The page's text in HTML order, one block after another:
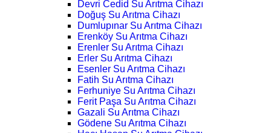
Devri Cedid Su Arıtma Cihazı
Doğuş Su Arıtma Cihazı
Dumlupınar Su Arıtma Cihazı
Erenköy Su Arıtma Cihazı
Erenler Su Arıtma Cihazı
Erler Su Arıtma Cihazı
Esenler Su Arıtma Cihazı
Fatih Su Arıtma Cihazı
Ferhuniye Su Arıtma Cihazı
Ferit Paşa Su Arıtma Cihazı
Gazali Su Arıtma Cihazı
Gödene Su Arıtma Cihazı